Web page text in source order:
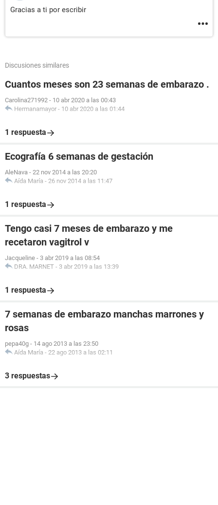
Gracias a ti por escribir
Discusiones similares
Cuantos meses son 23 semanas de embarazo .
Carolina271992 - 10 abr 2020 a las 00:43
Hermanamayor - 10 abr 2020 a las 01:44
1 respuesta
Ecografía 6 semanas de gestación
AleNava - 22 nov 2014 a las 20:20
Aída María - 26 nov 2014 a las 11:47
1 respuesta
Tengo casi 7 meses de embarazo y me
recetaron vagitrol v
Jacqueline - 3 abr 2019 a las 08:54
DRA. MARNET - 3 abr 2019 a las 13:39
1 respuesta
7 semanas de embarazo manchas marrones y
rosas
pepa40g - 14 ago 2013 a las 23:50
Aída María - 22 ago 2013 a las 02:11
3 respuestas